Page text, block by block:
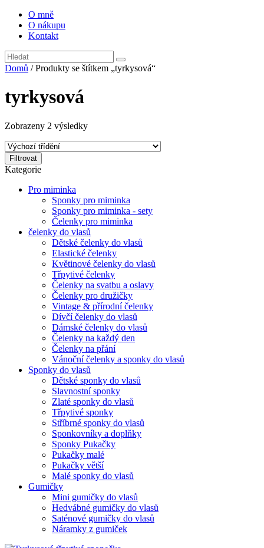
O mně
O nákupu
Kontakt
Domů / Produkty se štítkem „tyrkysová“
tyrkysová
Zobrazeny 2 výsledky
Filtrovat
Kategorie
Pro miminka
Sponky pro miminka
Sponky pro miminka - sety
Čelenky pro miminka
čelenky do vlasů
Dětské čelenky do vlasů
Elastické čelenky
Květinové čelenky do vlasů
Třpytivé čelenky
Čelenky na svatbu a oslavy
Čelenky pro družičky
Vintage & přírodní čelenky
Dívčí čelenky do vlasů
Dámské čelenky do vlasů
Čelenky na každý den
Čelenky na přání
Vánoční čelenky a sponky do vlasů
Sponky do vlasů
Dětské sponky do vlasů
Slavnostní sponky
Zlaté sponky do vlasů
Třpytivé sponky
Stříbrné sponky do vlasů
Sponkovníky a doplňky
Sponky Pukačky
Pukačky malé
Pukačky větší
Malé sponky do vlasů
Gumičky
Mini gumičky do vlasů
Hedvábné gumičky do vlasů
Saténové gumičky do vlasů
Náramky z gumiček